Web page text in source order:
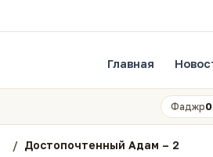
Главная
Фаджр
Достопочтенный Адам – 2